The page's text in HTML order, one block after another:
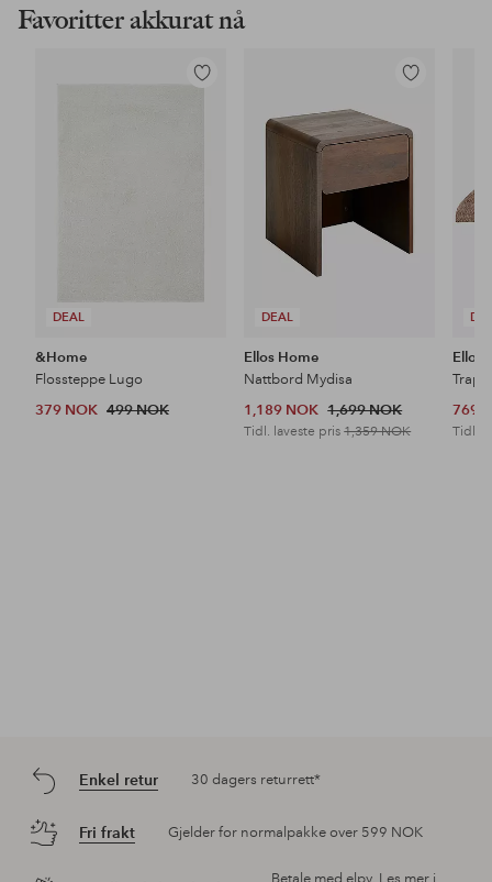
Favoritter akkurat nå
DEAL
Legg
&Home
Flossteppe Lugo
379 NOK 499 NOK
DEAL
Legg
favoritter
Ellos Home
Nattbord Mydisa
1,189 NOK 1,699 NOK
Tidl. laveste pris1,359 NOK
Ellos
769
Tidl.
Emerio
Digitalt termometer
Braun